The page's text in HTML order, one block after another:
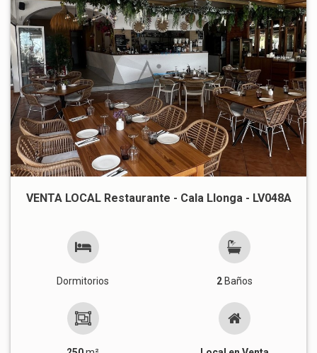
VENTA LOCAL Restaurante - Cala Llonga - LV048A
Dormitorios 2Baños